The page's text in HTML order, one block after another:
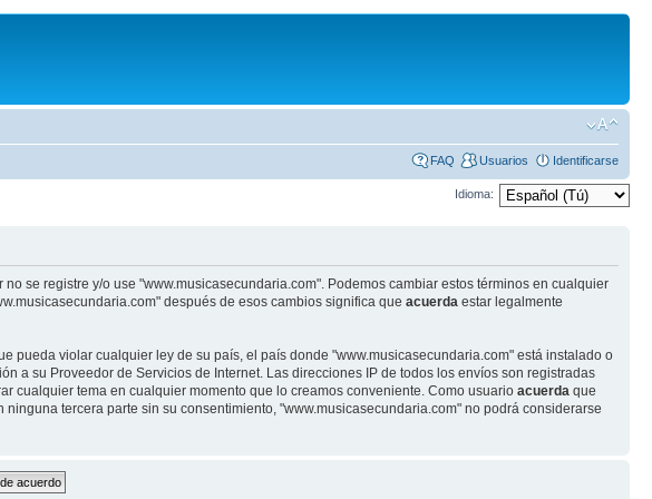
FAQ Usuarios Identificarse
Idioma:
se registre y/o use "www.musicasecundaria.com". Podemos cambiar estos términos en cualquier
después de esos cambios significa que acuerda estar legalmente
pueda violar cualquier ley de su país, el país donde "www.musicasecundaria.com" está instalado o
a su Proveedor de Servicios de Internet. Las direcciones IP de todos los envíos son registradas
cualquier tema en cualquier momento que lo creamos conveniente. Como usuario acuerda que
tercera parte sin su consentimiento, "www.musicasecundaria.com" no podrá considerarse